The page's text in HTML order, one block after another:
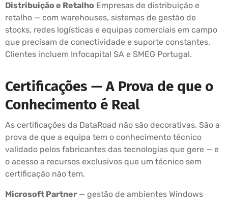
Distribuição e Retalho Empresas de distribuição e
retalho — com warehouses, sistemas de gestão de
stocks, redes logísticas e equipas comerciais em campo
que precisam de conectividade e suporte constantes.
Clientes incluem Infocapital SA e SMEG Portugal.
Certificações — A Prova de que o
Conhecimento é Real
As certificações da DataRoad não são decorativas. São a
prova de que a equipa tem o conhecimento técnico
validado pelos fabricantes das tecnologias que gere — e
o acesso a recursos exclusivos que um técnico sem
certificação não tem.
Microsoft Partner — gestão de ambientes Windows